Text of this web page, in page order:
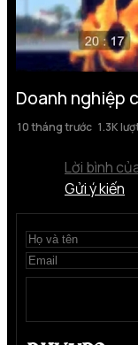
Doanh nghiệp
10 tháng trước 1.3K
Lời bình
Gửi ý kiến